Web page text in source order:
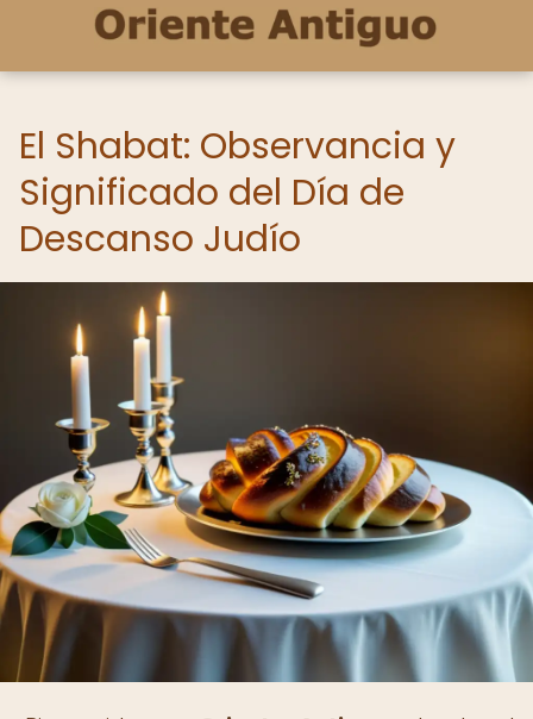
El Shabat: Observancia y
Significado del Día de
Descanso Judío